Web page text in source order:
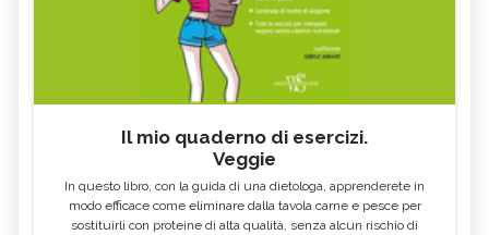
Il mio quaderno di esercizi.
Veggie
In questo libro, con la guida di una dietologa, apprenderete in
modo efficace come eliminare dalla tavola carne e pesce per
sostituirli con proteine di alta qualità, senza alcun rischio di